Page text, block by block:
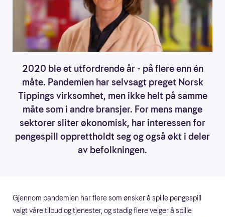
2020 ble et utfordrende år - på flere enn én
måte. Pandemien har selvsagt preget Norsk
Tippings virksomhet, men ikke helt på samme
måte som i andre bransjer. For mens mange
sektorer sliter økonomisk, har interessen for
pengespill opprettholdt seg og også økt i deler
av befolkningen.
Gjennom pandemien har flere som ønsker å spille pengespill
valgt våre tilbud og tjenester, og stadig flere velger å spille